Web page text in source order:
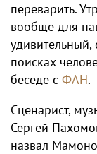
переварить.
вообще для
удивительный,
поисках
беседе с ФАН.
Сценарист,
Сергей
назвал